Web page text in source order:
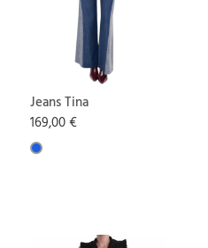
Jeans Tina
169,00 €